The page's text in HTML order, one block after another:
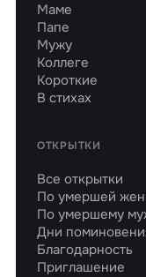
Маме
Папе
Мужу
Коллеге
Короткие
В стихах
ОТКРЫТКИ
Все открытки
По умершей
По умершему
Дни
Благодарность
Приглашение